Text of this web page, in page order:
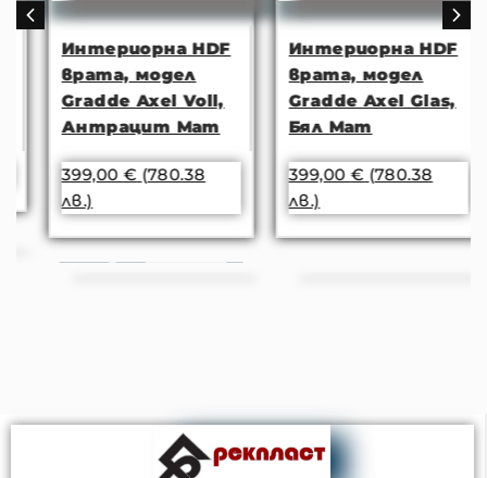
Интериорна HDF
врата, модел
Gradde Axel Voll,
Антрацит Мат
399,00€ (780.38
лв.)
Интериорна HDF
врата, модел
Gradde Axel Glas,
Бял Мат
399,00€ (780.38
лв.)